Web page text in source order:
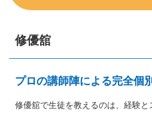
修優舘
プロの講師陣による完全個
修優舘で生徒を教えるのは、経験